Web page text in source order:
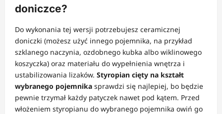
doniczce?
Do wykonania tej wersji potrzebujesz ceramicznej
doniczki (możesz użyć innego pojemnika, na przykład
szklanego naczynia, ozdobnego kubka albo wiklinowego
koszyczka) oraz materiału do wypełnienia wnętrza i
ustabilizowania lizaków. Styropian cięty na kształt
wybranego pojemnika sprawdzi się najlepiej, bo będzie
pewnie trzymał każdy patyczek nawet pod kątem. Przed
włożeniem styropianu do wybranego pojemnika owiń go